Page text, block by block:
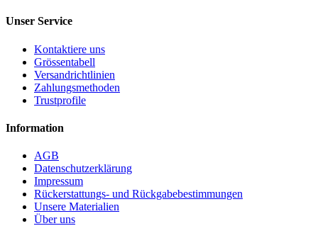
Unser Service
Kontaktiere uns
Grössentabell
Versandrichtlinien
Zahlungsmethoden
Trustprofile
Information
AGB
Datenschutzerklärung
Impressum
Rückerstattungs- und Rückgabebestimmungen
Unsere Materialien
Über uns